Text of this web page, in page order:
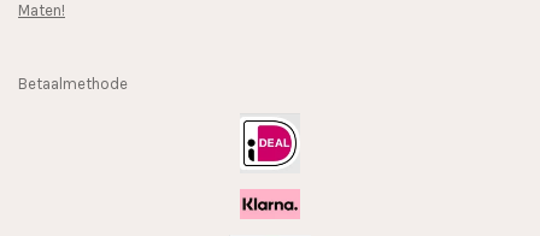
Maten!
Betaalmethode